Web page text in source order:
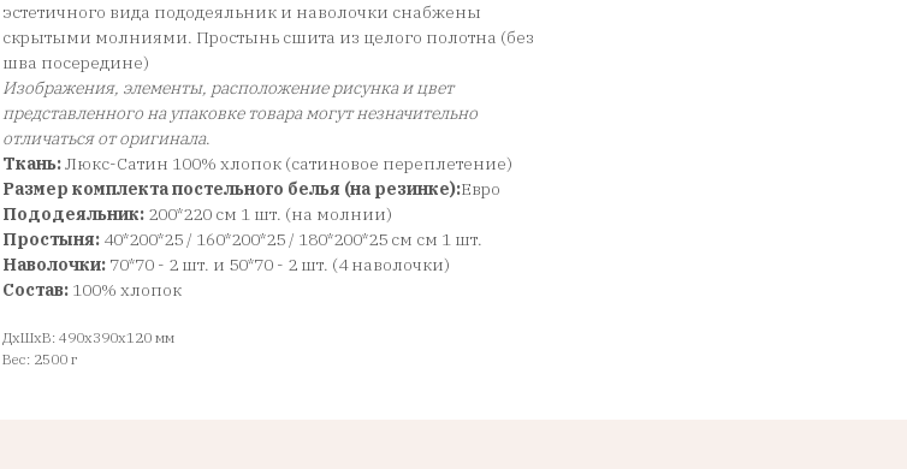
эстетичного вида пододеяльник и наволочки снабжены
скрытыми молниями. Простынь сшита из целого полотна (без
шва посередине)
Изображения, элементы, расположение рисунка и цвет
представленного на упаковке товара могут незначительно
отличаться от оригинала.
Ткань:Люкс-Сатин 100% хлопок (сатиновое переплетение)
Размер комплекта постельного белья (на резинке):Евро
Пододеяльник: 200*220 см 1 шт. (на молнии)
Простыня: 40*200*25 / 160*200*25 / 180*200*25 см см 1 шт.
Наволочки: 70*70 - 2 шт. и 50*70 - 2 шт. (4 наволочки)
Состав: 100% хлопок
ДxШxВ: 490x390x120 мм
Вес: 2500 г